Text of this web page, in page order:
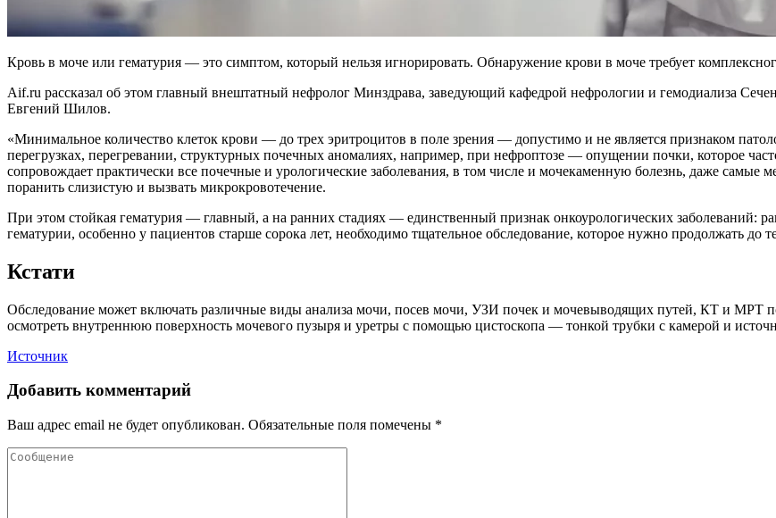
Кровь в моче или гематурия — это симптом, который нельзя игнорировать. Обнаружение крови в моче требует
Aif.ru рассказал об этом главный внештатный нефролог Минздрава, заведующий кафедрой нефрологии и гемодиализа
Евгений Шилов.
«Минимальное количество клеток крови — до трех эритроцитов в поле зрения — допустимо и не является признаком
перегрузках, перегревании, структурных почечных аномалиях, например, при нефроптозе — опущении почки, которое
сопровождает практически все почечные и урологические заболевания, в том числе и мочекаменную болезнь, даже
поранить слизистую и вызвать микрокровотечение.
При этом стойкая гематурия — главный, а на ранних стадиях — единственный признак онкоурологических заболеваний:
гематурии, особенно у пациентов старше сорока лет, необходимо тщательное обследование, которое нужно продолжать до
Кстати
Обследование может включать различные виды анализа мочи, посев мочи, УЗИ почек и мочевыводящих путей, КТ и МРТ
осмотреть внутреннюю поверхность мочевого пузыря и уретры с помощью цистоскопа — тонкой трубки с камерой и
Источник
Добавить комментарий
Ваш адрес email не будет опубликован. Обязательные поля помечены *